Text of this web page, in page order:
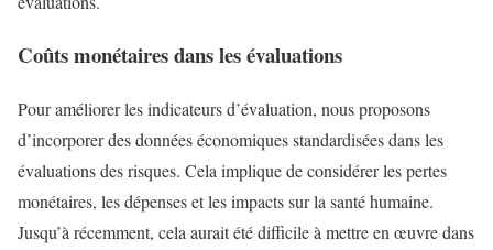
Coûts monétaires dans les évaluations
Pour améliorer les indicateurs d’évaluation, nous proposons
d’incorporer des données économiques standardisées dans les
évaluations des risques. Cela implique de considérer les pertes
monétaires, les dépenses et les impacts sur la santé humaine.
Jusqu’à récemment, cela aurait été difficile à mettre en œuvre dans